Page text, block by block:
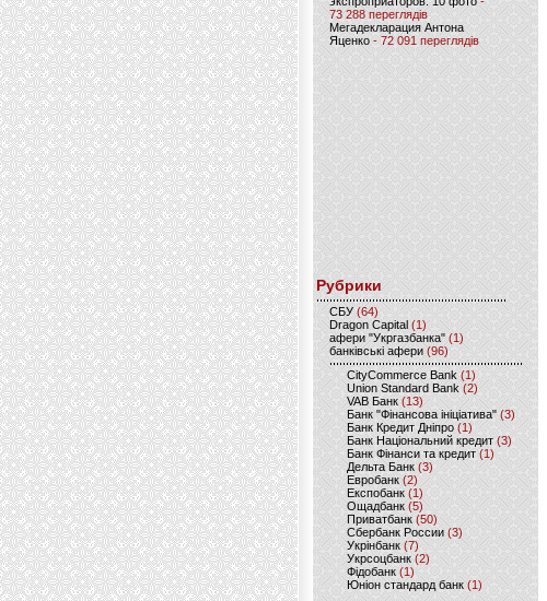
73 288 переглядів
Мегадекларация Антона
Яценко - 72 091 переглядів
Рубрики
CБУ (64)
Dragon Capital (1)
афери "Укргазбанка" (1)
банківські афери (96)
CityCommerce Bank (1)
Union Standard Bank (2)
VAB Банк (13)
Банк "Фінансова ініціатива" (3)
Банк Кредит Дніпро (1)
Банк Національний кредит (3)
Банк Фінанси та кредит (1)
Дельта Банк (3)
Евробанк(2)
Експобанк (1)
Ощадбанк(5)
Приватбанк (50)
Сбербанк России (3)
Укрінбанк(7)
Укрсоцбанк (2)
Фідобанк (1)
Юніон стандард банк(1)